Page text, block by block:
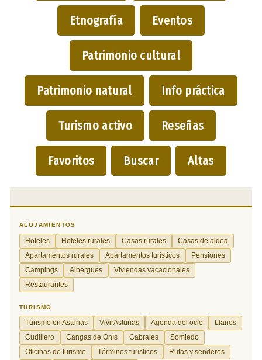
Etnografía Eventos
Patrimonio cultural
Patrimonio natural Info práctica
Turismo activo Reseñas
Favoritos Buscar Altas